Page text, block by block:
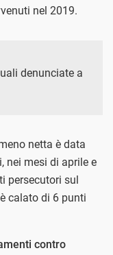
nel 2019.
denunciate a
netta è data
nei mesi di aprile e
persecutori sul
calato di 6 punti
contro